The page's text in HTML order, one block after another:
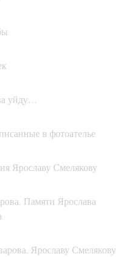
уйду…
в фотоателье
Ярославу Смелякову
Памяти Ярослава
Ярославу Смелякову